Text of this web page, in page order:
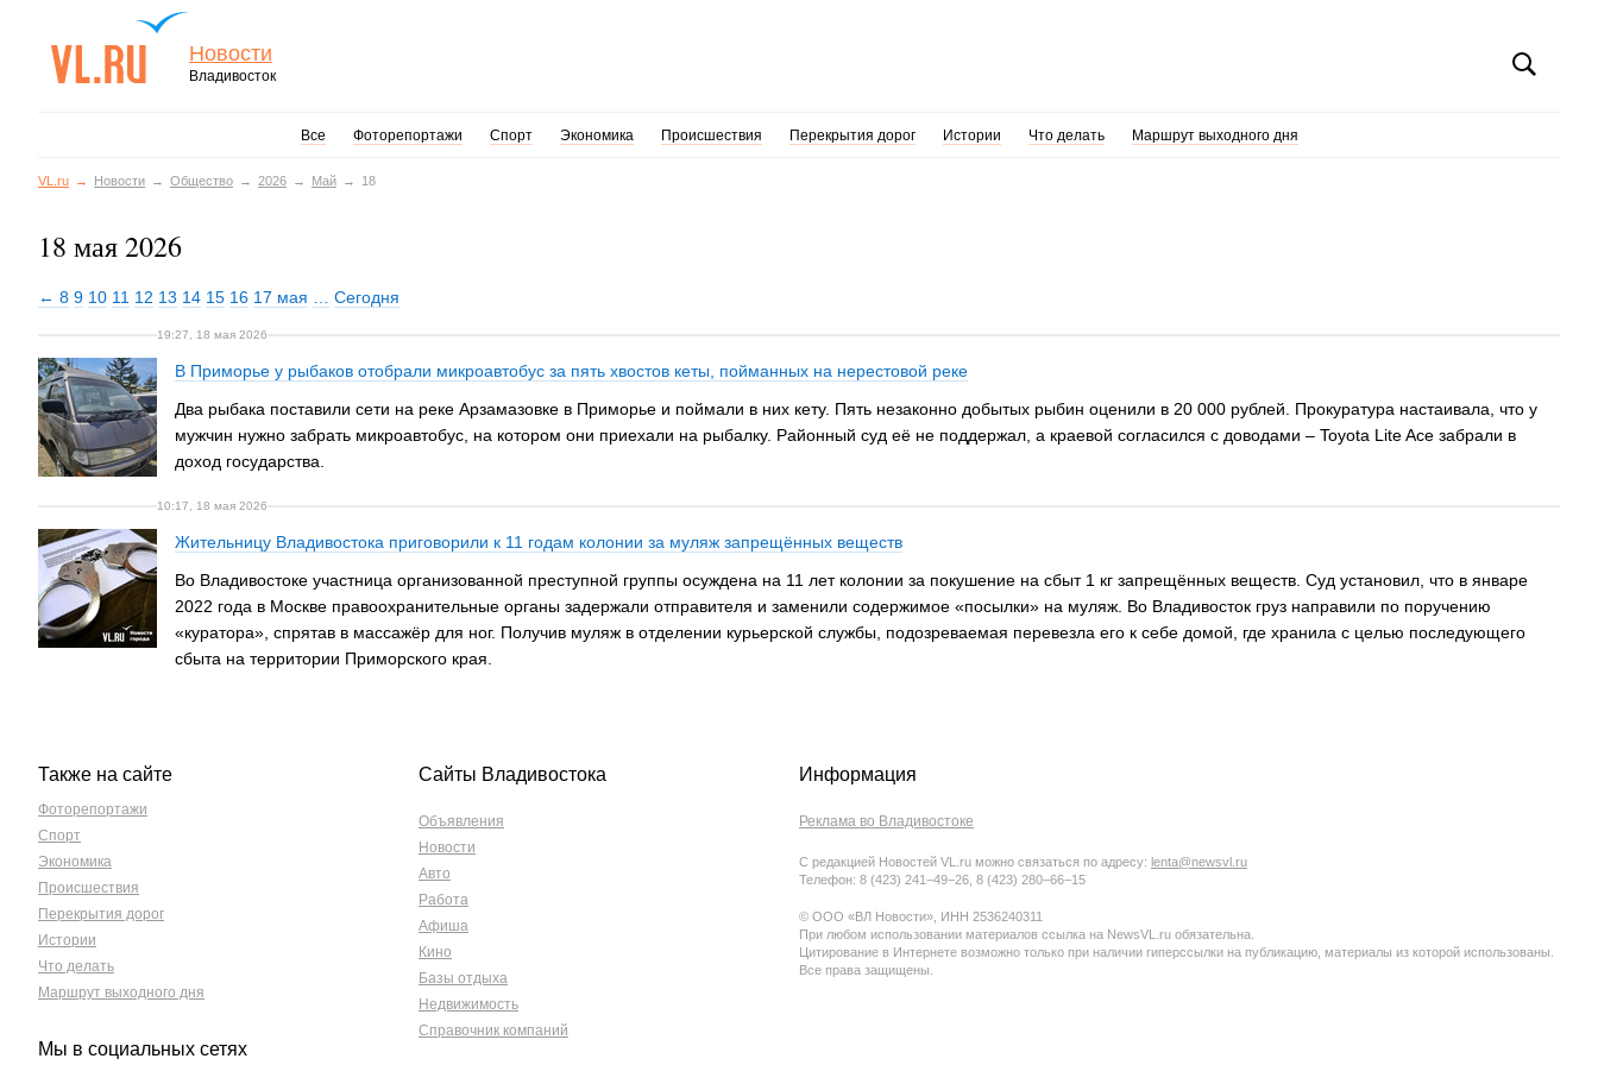
Новости
Владивосток
Все Фоторепортажи Спорт Экономика Происшествия Перекрытия дорог Истории Что делать Маршрут выходного дня
VL.ru Новости Общество 2026 Май 18
18 мая 2026
← 8 9 10 11 12 13 14 15 16 17 мая Сегодня
19:27, 18 мая 2026
В Приморье у рыбаков отобрали микроавтобус за пять хвостов кеты, пойманных на нерестовой реке
Два рыбака поставили сети на реке Арзамазовке в Приморье и поймали в них кету. Пять незаконно добытых рыбин оценили в 20 000 рублей. Прокуратура настаивала, что у
мужчин нужно забрать микроавтобус, на котором они приехали на рыбалку. Районный суд её не поддержал, а краевой согласился с доводами – Toyota Lite Ace забрали в
доход государства.
10:17, 18 мая 2026
Жительницу Владивостока приговорили к 11 годам колонии за муляж запрещённых веществ
Во Владивостоке участница организованной преступной группы осуждена на 11 лет колонии за покушение на сбыт 1 кг запрещённых веществ. Суд установил, что в январе
2022 года в Москве правоохранительные органы задержали отправителя и заменили содержимое «посылки» на муляж. Во Владивосток груз направили по поручению
«куратора», спрятав в массажёр для ног. Получив муляж в отделении курьерской службы, подозреваемая перевезла его к себе домой, где хранила с целью последующего
сбыта на территории Приморского края.
Также на сайте
Фоторепортажи
Спорт
Экономика
Происшествия
Перекрытия дорог
Истории
Что делать
Маршрут выходного дня
Мы в социальных сетях
Сайты Владивостока
Объявления
Новости
Авто
Работа
Афиша
Кино
Базы отдыха
Недвижимость
Справочник компаний
Информация
Реклама во Владивостоке
С редакцией Новостей VL.ru можно связаться по адресу: lenta@newsvl.ru
Телефон: 8 (423) 241−49−26, 8 (423) 280−66−15
© ООО «ВЛ Новости», ИНН 2536240311
При любом использовании материалов ссылка на NewsVL.ru обязательна.
Цитирование в Интернете возможно только при наличии гиперссылки на публикацию, материалы из которой использованы.
Все права защищены.